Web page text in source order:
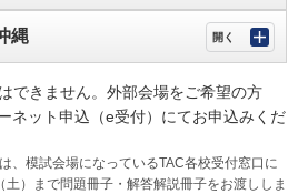
縄
できません。外部会場をご希望の方
ネット申込（e受付）にてお申込みくだ
、模試会場になっているTAC各校受付窓口に
）まで問題冊子・解答解説冊子をお渡ししま